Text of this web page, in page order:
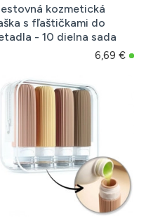
kozmetická
s fľaštičkami do
- 10 dielna sada
6,69 €